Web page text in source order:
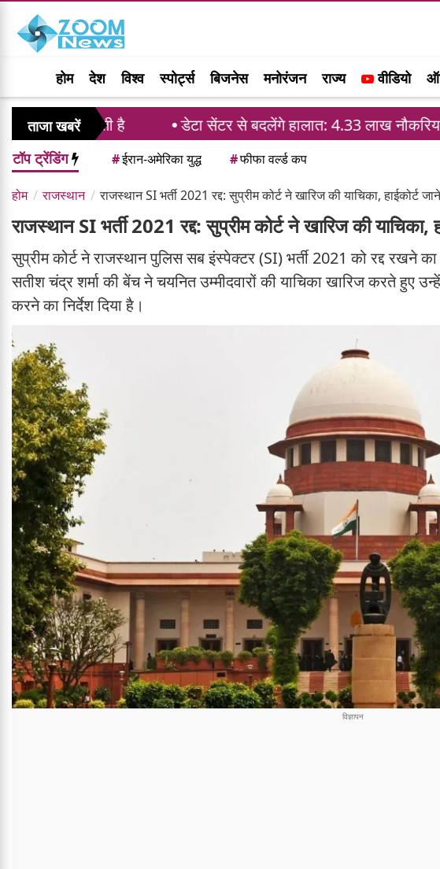
होम देश विश्व स्पोर्ट्स बिजनेस मनोरंजन राज्य वीडियो
ताजा खबरें
रखती है डेटा सेंटर से बदलेंगे हालात: 4.33 लाख नौकरियां और घरों
टॉप ट्रेंडिंग #ईरान-अमेरिका युद्ध #फीफा वर्ल्ड कप
होम राजस्थान राजस्थान SI भर्ती 2021 रद्द: सुप्रीम कोर्ट ने खारिज की याचिका, हाईकोर्ट
राजस्थान SI भर्ती 2021 रद्द: सुप्रीम कोर्ट ने खारिज की याचिका,
सुप्रीम कोर्ट ने राजस्थान पुलिस सब इंस्पेक्टर (SI) भर्ती 2021 को रद्द रखने
सतीश चंद्र शर्मा की बेंच ने चयनित उम्मीदवारों की याचिका खारिज करते हुए उन्हें
करने का निर्देश दिया है।